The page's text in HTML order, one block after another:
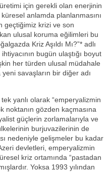
için gerekli olan enerjinin
anlamda planlanmasını
geçtiğimiz krizi ve son
ulusal koruma eğilimleri bu
Kriz Aşıldı Mı?”* adlı
bugün ulaştığı boyut
her türden ulusal müdahale
savaşların bir diğer adı
yanlı olarak “emperyalizmin
noktanın gözden kaçmasına
güçlerin zorlamalarıyla ve
burjuvazilerinin de
nedeniyle gelişmeler bu kadar
devletleri, emperyalizmin
kriz ortamında “pastadan
Yoksa 1993 yılından